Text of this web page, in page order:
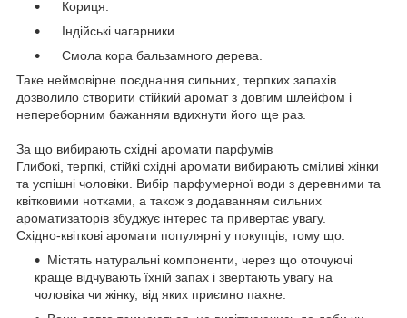
Кориця.
Індійські чагарники.
Смола кора бальзамного дерева.
Таке неймовірне поєднання сильних, терпких запахів
дозволило створити стійкий аромат з довгим шлейфом і
непереборним бажанням вдихнути його ще раз.
За що вибирають східні аромати парфумів
Глибокі, терпкі, стійкі східні аромати вибирають сміливі жінки
та успішні чоловіки. Вибір парфумерної води з деревними та
квітковими нотками, а також з додаванням сильних
ароматизаторів збуджує інтерес та привертає увагу.
Східно-квіткові аромати популярні у покупців, тому що:
Містять натуральні компоненти, через що оточуючі
краще відчувають їхній запах і звертають увагу на
чоловіка чи жінку, від яких приємно пахне.